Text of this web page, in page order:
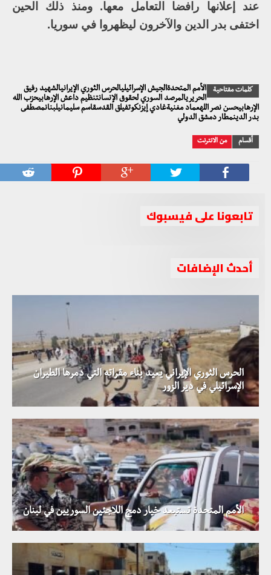
عند إعلانها رافضا التعامل معها. ومنذ ذلك الحين
اختفى بدر الدين والآخرون ليظهروا في سوريا.
كلمات مفتاحية
الأمم المتحدةالجيش الإسرائيليالحرس الثوري الإيرانيالشهيد رفيق
الحريريالمرصد السوري لحقوق الإنسانتنظيم داعش الإرهابيحزب الله
الإرهابيحسن نصر اللهعماد مغنيةغادي إيزنكوتفيلق القدسقاسم سليمانيلبنانمصطفى
بدر الدينمطار دمشق الدولي
أقسام من الانترنت
تابعونا على فيسبوك
أحدث الإضافات
الحرس الثوري الإيراني يعيد بناء مقراته التي دمرها الطيران
الإسرائيلي في دير الزور
الأمم المتحدة تستبعد خيار دمج اللاجئين السوريين في لبنان